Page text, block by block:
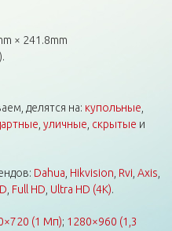
× 241.8mm
делятся на: купольные
уличные скрытые и
Dahua Hikvision Rvi Axis
Full HD Ultra HD (4K).
(1 Мп); 1280×960 (1,3